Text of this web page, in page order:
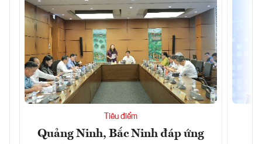
Tiêu điểm
Quảng Ninh, Bắc Ninh đáp ứng